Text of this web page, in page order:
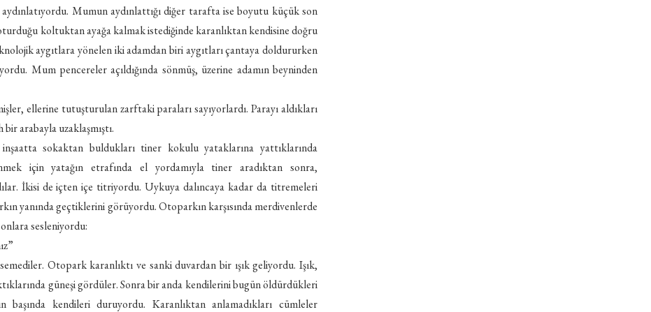
Mumun aydınlattığı diğer tarafta ise boyutu küçük son
koltuktan ayağa kalmak istediğinde karanlıktan kendisine doğru
aygıtlara yönelen iki adamdan biri aygıtları çantaya doldururken
Mum pencereler açıldığında sönmüş, üzerine adamın beyninden
ellerine tutuşturulan zarftaki paraları sayıyorlardı. Parayı aldıkları
arabayla uzaklaşmıştı.
sokaktan buldukları tiner kokulu yataklarına yattıklarında
için yatağın etrafında el yordamıyla tiner aradıktan sonra,
İkisi de içten içe titriyordu. Uykuya dalıncaya kadar da titremeleri
yanında geçtiklerini görüyordu. Otoparkın karşısında merdivenlerde
sesleniyordu:
Otopark karanlıktı ve sanki duvardan bir ışık geliyordu. Işık,
güneşi gördüler. Sonra bir anda kendilerini bugün öldürdükleri
başında kendileri duruyordu. Karanlıktan anlamadıkları cümleler